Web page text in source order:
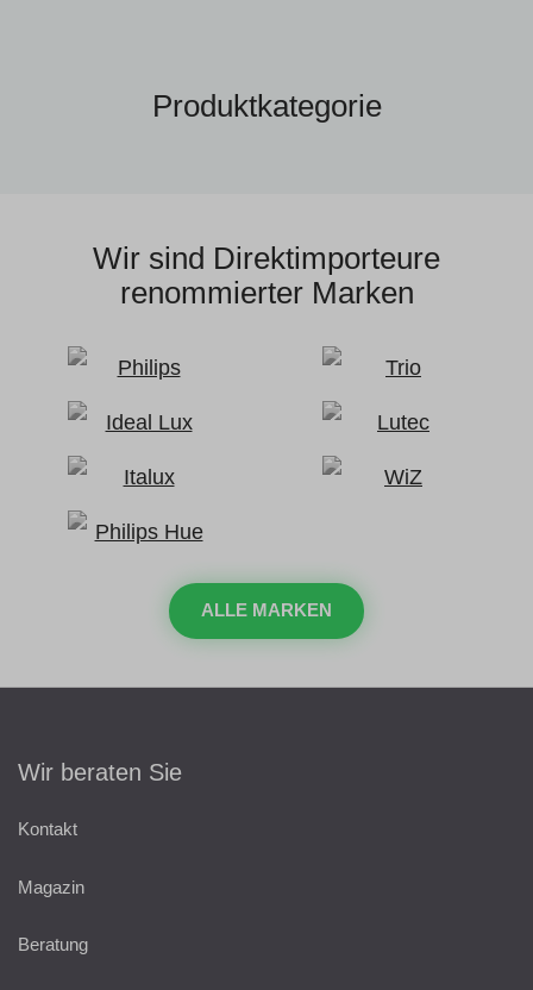
Produktkategorie
Wir sind Direktimporteure
renommierter Marken
ALLE MARKEN
Wir beraten Sie
Kontakt
Magazin
Beratung